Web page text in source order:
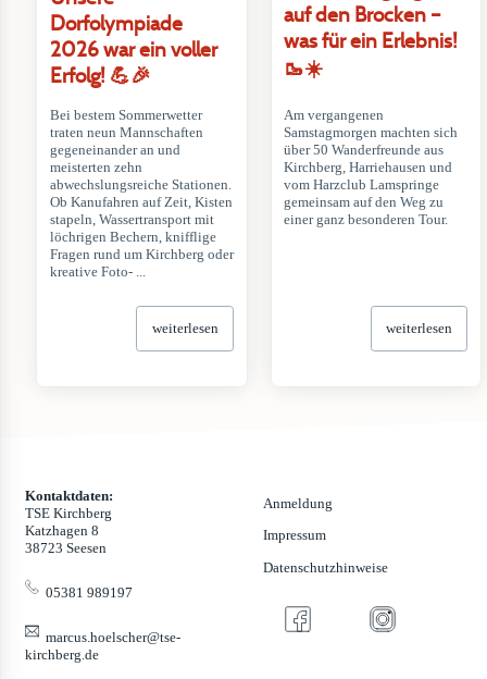
Dorfolympiade
2026 war ein voller
Erfolg! 💪🎉
Bei bestem Sommerwetter
traten neun Mannschaften
gegeneinander an und
meisterten zehn
abwechslungsreiche Stationen.
Ob Kanufahren auf Zeit, Kisten
stapeln, Wassertransport mit
löchrigen Bechern, knifflige
Fragen rund um Kirchberg oder
kreative Foto- ...
weiterlesen
auf den Brocken –
was für ein Erlebnis!
🥾☀️
Am vergangenen
Samstagmorgen machten sich
über 50 Wanderfreunde aus
Kirchberg, Harriehausen und
vom Harzclub Lamspringe
gemeinsam auf den Weg zu
einer ganz besonderen Tour.
weiterlesen
Kontaktdaten:
TSE Kirchberg
Katzhagen 8
38723 Seesen
05381 989197
marcus.hoelscher@tse-
kirchberg.de
Anmeldung
Impressum
Datenschutzhinweise